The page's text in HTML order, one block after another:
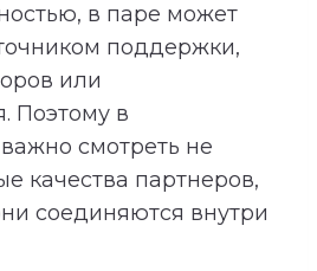
в паре может
поддержки,
или
Поэтому в
смотреть не
качества партнеров,
соединяются внутри